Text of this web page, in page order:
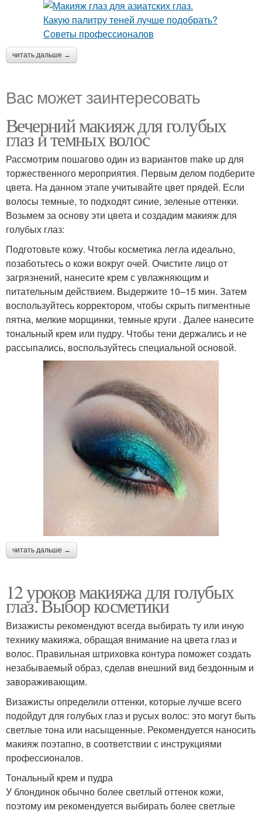
читать дальше →
Вас может заинтересовать
Вечерний макияж для голубых
глаз и темных волос
Рассмотрим пошагово один из вариантов make up для
торжественного мероприятия. Первым делом подберите
цвета. На данном этапе учитывайте цвет прядей. Если
волосы темные, то подходят синие, зеленые оттенки.
Возьмем за основу эти цвета и создадим макияж для
голубых глаз:
Подготовьте кожу. Чтобы косметика легла идеально,
позаботьтесь о кожи вокруг очей. Очистите лицо от
загрязнений, нанесите крем с увлажняющим и
питательным действием. Выдержите 10–15 мин. Затем
воспользуйтесь корректором, чтобы скрыть пигментные
пятна, мелкие морщинки, темные круги . Далее нанесите
тональный крем или пудру. Чтобы тени держались и не
рассыпались, воспользуйтесь специальной основой.
читать дальше →
12 уроков макияжа для голубых
глаз. Выбор косметики
Визажисты рекомендуют всегда выбирать ту или иную
технику макияжа, обращая внимание на цвета глаз и
волос. Правильная штриховка контура поможет создать
незабываемый образ, сделав внешний вид бездонным и
завораживающим.
Визажисты определили оттенки, которые лучше всего
подойдут для голубых глаз и русых волос: это могут быть
светлые тона или насыщенные. Рекомендуется наносить
макияж поэтапно, в соответствии с инструкциями
профессионалов.
Тональный крем и пудра
У блондинок обычно более светлый оттенок кожи,
поэтому им рекомендуется выбирать более светлые